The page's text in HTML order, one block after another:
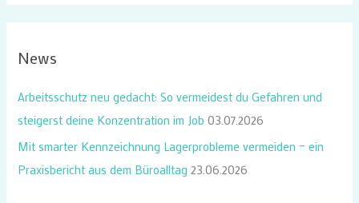
e
n
a
c
h
News
Arbeitsschutz neu gedacht: So vermeidest du Gefahren und
steigerst deine Konzentration im Job 03.07.2026
Mit smarter Kennzeichnung Lagerprobleme vermeiden – ein
Praxisbericht aus dem Büroalltag 23.06.2026